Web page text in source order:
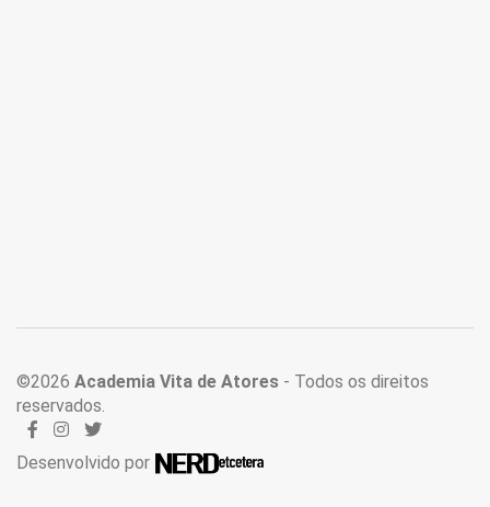
©2026 Academia Vita de Atores - Todos os direitos
reservados.
Desenvolvido por